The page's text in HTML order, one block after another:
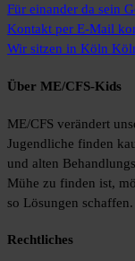
Für einander da sein
Kontakt per E-Mail
Wir sitzen in Köln
Über ME/CFS-Kids
ME/CFS verändert
Jugendliche finden
und alten
Mühe zu finden ist,
so Lösungen
Rechtliches